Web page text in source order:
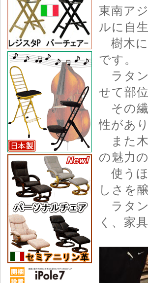
東南ア
ルに自
樹木に
です。
ラタン
せて部
その繊
性があ
また木
の魅力
使うほ
しさを
ラタン
く、家